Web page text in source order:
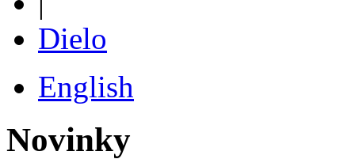
Dielo
English
Novinky